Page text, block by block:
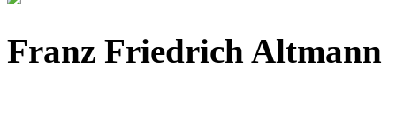
Franz Friedrich Altmann